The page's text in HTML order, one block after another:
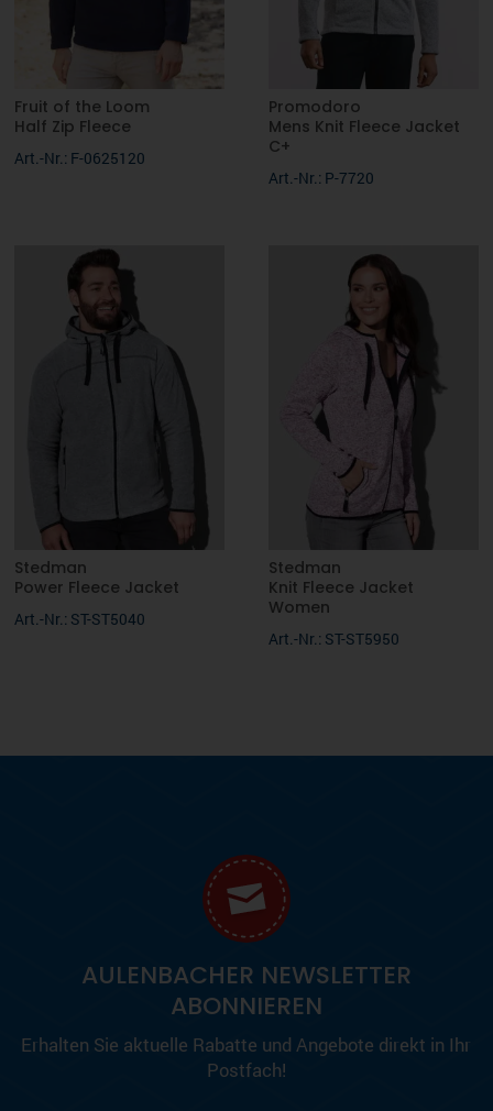
Fruit of the Loom
Half Zip Fleece
Art.-Nr.: F-0625120
Promodoro
Mens Knit Fleece Jacket
C+
Art.-Nr.: P-7720
Stedman
Power Fleece Jacket
Art.-Nr.: ST-ST5040
Stedman
Knit Fleece Jacket
Women
Art.-Nr.: ST-ST5950
AULENBACHER NEWSLETTER
ABONNIEREN
Erhalten Sie aktuelle Rabatte und Angebote direkt in Ihr
Postfach!